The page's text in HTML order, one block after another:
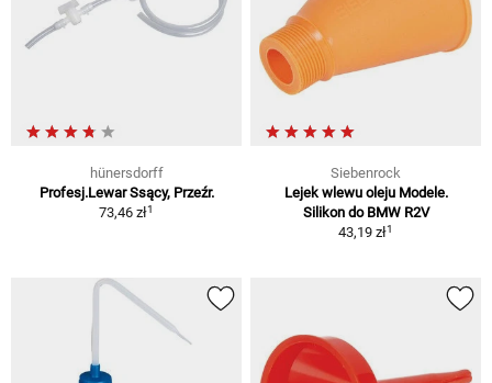
hünersdorff
Profesj.Lewar Ssący, Przeźr.
73,46 zł1
Siebenrock
Lejek wlewu oleju Modele.
Silikon do BMW R2V
43,19 zł1